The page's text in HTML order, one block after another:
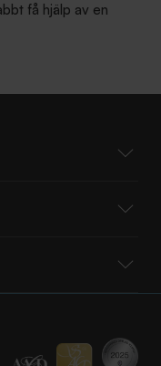
få hjälp av en